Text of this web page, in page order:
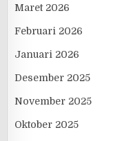
Maret 2026
Februari 2026
Januari 2026
Desember 2025
November 2025
Oktober 2025